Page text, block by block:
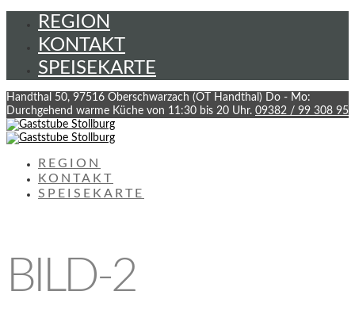
REGION
KONTAKT
SPEISEKARTE
Handthal 50, 97516 Oberschwarzach (OT Handthal) Do - Mo:
Durchgehend warme Küche von 11:30 bis 20 Uhr. 09382 / 99 308 95
REGION
KONTAKT
SPEISEKARTE
BILD-2